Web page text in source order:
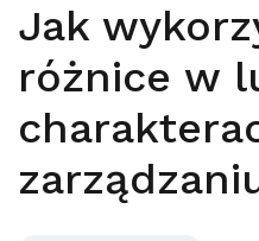
Jak
różnice w